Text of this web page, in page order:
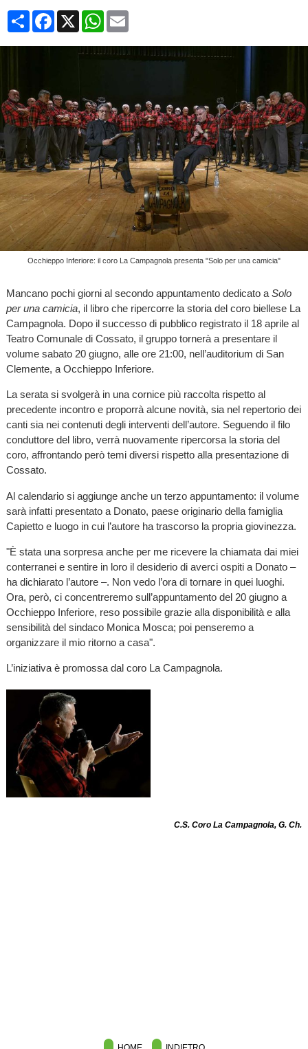
CondividiFacebook
X WhatsApp
Email
Occhieppo Inferiore: il coro La Campagnola presenta "Solo per una camicia"
Mancano pochi giorni al secondo appuntamento dedicato a Solo
per una camicia, il libro che ripercorre la storia del coro biellese La
Campagnola. Dopo il successo di pubblico registrato il 18 aprile al
Teatro Comunale di Cossato, il gruppo tornerà a presentare il
volume sabato 20 giugno, alle ore 21:00, nell’auditorium di San
Clemente, a Occhieppo Inferiore.
La serata si svolgerà in una cornice più raccolta rispetto al
precedente incontro e proporrà alcune novità, sia nel repertorio dei
canti sia nei contenuti degli interventi dell’autore. Seguendo il filo
conduttore del libro, verrà nuovamente ripercorsa la storia del
coro, affrontando però temi diversi rispetto alla presentazione di
Cossato.
Al calendario si aggiunge anche un terzo appuntamento: il volume
sarà infatti presentato a Donato, paese originario della famiglia
Capietto e luogo in cui l’autore ha trascorso la propria giovinezza.
"È stata una sorpresa anche per me ricevere la chiamata dai miei
conterranei e sentire in loro il desiderio di averci ospiti a Donato –
ha dichiarato l’autore –. Non vedo l’ora di tornare in quei luoghi.
Ora, però, ci concentreremo sull’appuntamento del 20 giugno a
Occhieppo Inferiore, reso possibile grazie alla disponibilità e alla
sensibilità del sindaco Monica Mosca; poi penseremo a
organizzare il mio ritorno a casa".
L’iniziativa è promossa dal coro La Campagnola.
C.S. Coro La Campagnola, G. Ch.